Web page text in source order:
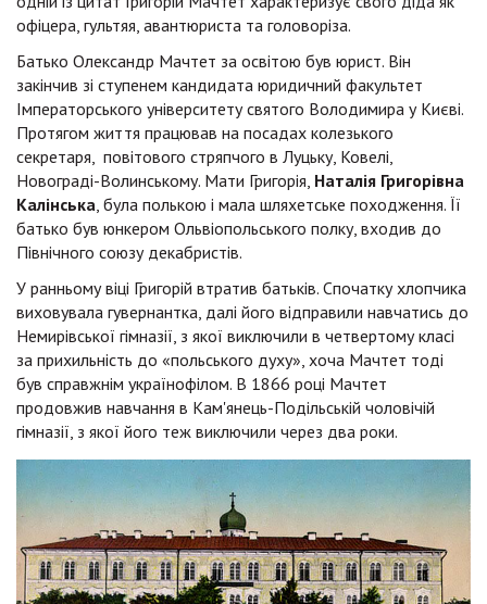
офіцера, гультяя, авантюриста та головоріза.
Батько Олександр Мачтет за освітою був юрист. Він
закінчив зі ступенем кандидата юридичний факультет
Імператорського університету святого Володимира у Києві.
Протягом життя працював на посадах колезького
секретаря, повітового стряпчого в Луцьку, Ковелі,
Новограді-Волинському. Мати Григорія, Наталія Григорівна
Калінська , була полькою і мала шляхетське походження. Її
батько був юнкером Ольвіопольського полку, входив до
Північного союзу декабристів.
У ранньому віці Григорій втратив батьків. Спочатку хлопчика
виховувала гувернантка, далі його відправили навчатись до
Немирівської гімназії, з якої виключили в четвертому класі
за прихильність до «польського духу», хоча Мачтет тоді
був справжнім українофілом. В 1866 році Мачтет
продовжив навчання в Кам'янець-Подільській чоловічій
гімназії, з якої його теж виключили через два роки.